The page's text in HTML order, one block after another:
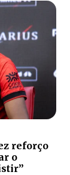
reforço
o